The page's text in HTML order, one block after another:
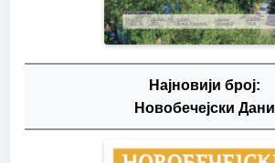
Најновији број:
Новобечејски Дани